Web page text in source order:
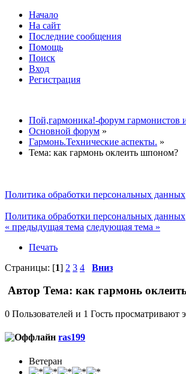
Начало
На сайт
Последние сообщения
Помощь
Поиск
Вход
Регистрация
Пой,гармоника!-форум гармонистов
Основной форум »
Гармонь.Технические аспекты. »
Тема: как гармонь оклеить шпоном?
Политика обработки персональных данных
Политика обработки персональных данных
« предыдущая тема следующая тема »
Печать
Страницы: [1] 2 3 4 Вниз
Автор Тема: как гармонь
0 Пользователей и 1 Гость просматривают
ras199
Ветеран